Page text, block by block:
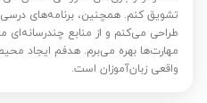
تشویق کنم. همچنین، برنامه‌های
طراحی می‌کنم و از منابع چندرسانه‌ای
مهارت‌ها بهره می‌برم. هدفم ایجاد
واقعی زبان‌آموزان است.